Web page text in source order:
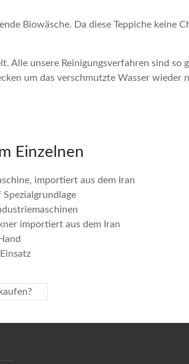
Biowäsche. Da diese Teppiche
Alle unsere Reinigungsverfahren sind
um das verschmutzte Wasser wieder
Einzelnen
importiert aus dem Iran
importiert aus dem Iran